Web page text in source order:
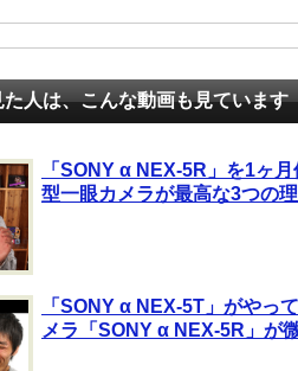
人は、こんな動画も見ています
「SONY α NEX-5R」を1ヶ
型一眼カメラが最高な3つの
「SONY α NEX-5T」がやっ
メラ「SONY α NEX-5R」が